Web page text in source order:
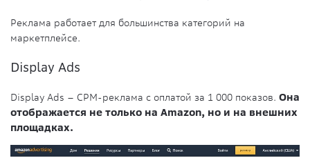
Реклама работает для большинства категорий на
маркетплейсе.
Display Ads
Display Ads – СРМ-реклама с оплатой за 1 000 показов. Она
отображается не только на Amazon, но и на внешних
площадках.